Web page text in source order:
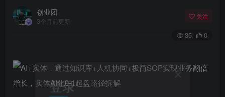
创业团
3个月前更新
关注
35 0
登录